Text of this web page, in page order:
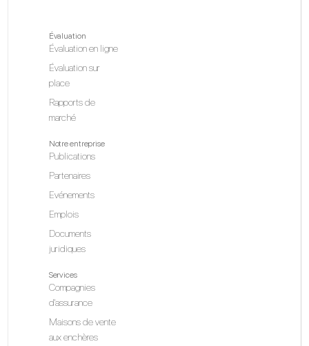
Évaluation
Évaluation en ligne
Évaluation sur
place
Rapports de
marché
Notre entreprise
Publications
Partenaires
Evénements
Emplois
Documents
juridiques
Services
Compagnies
d'assurance
Maisons de vente
aux enchères